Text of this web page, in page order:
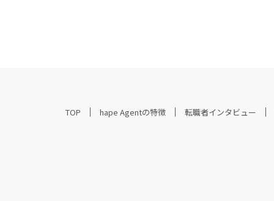
TOP hape Agentの特徴 転職者インタビュー